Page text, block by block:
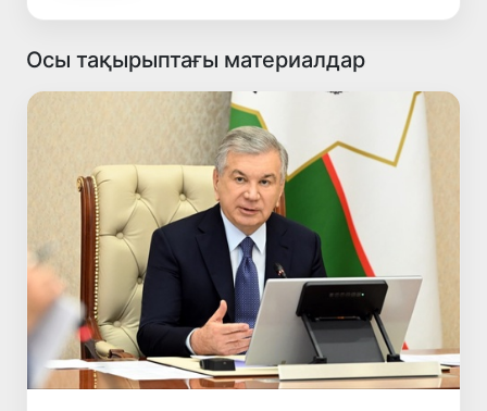
Осы тақырыптағы материалдар